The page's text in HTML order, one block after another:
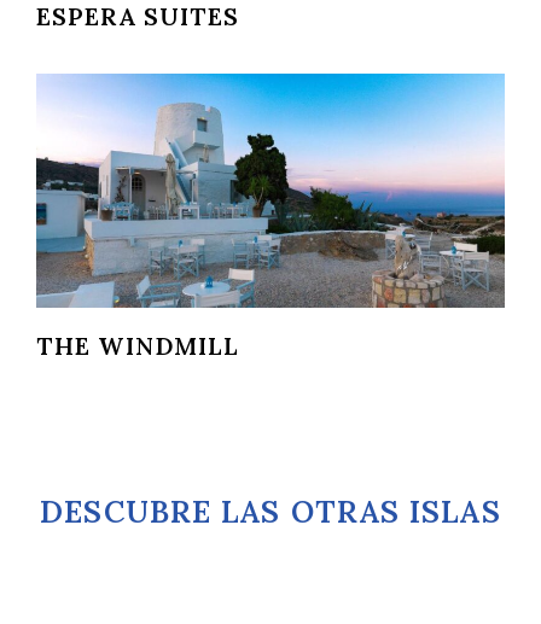
ESPERA SUITES
THE WINDMILL
DESCUBRE LAS OTRAS ISLAS